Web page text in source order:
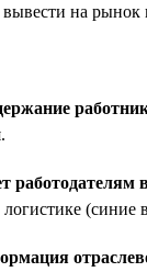
вывести на
работодателям
логистике